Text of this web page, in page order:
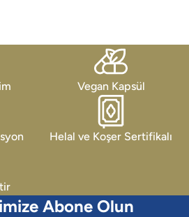
Vegan Kapsül
Helal ve Koşer Sertifikalı
Abone Olun